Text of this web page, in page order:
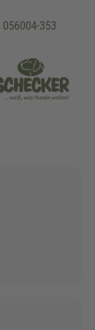
056004-353